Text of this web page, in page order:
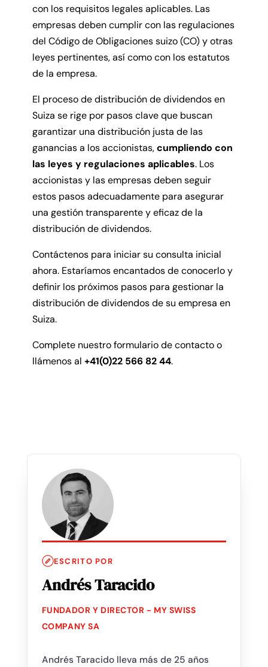
con los requisitos legales aplicables. Las
empresas deben cumplir con las regulaciones
del Código de Obligaciones suizo (CO) y otras
leyes pertinentes, así como con los estatutos
de la empresa.
El proceso de distribución de dividendos en
Suiza se rige por pasos clave que buscan
garantizar una distribución justa de las
ganancias a los accionistas, cumpliendo con
las leyes y regulaciones aplicables. Los
accionistas y las empresas deben seguir
estos pasos adecuadamente para asegurar
una gestión transparente y eficaz de la
distribución de dividendos.
Contáctenos para iniciar su consulta inicial
ahora. Estaríamos encantados de conocerlo y
definir los próximos pasos para gestionar la
distribución de dividendos de su empresa en
Suiza.
Complete nuestro formulario de contacto o
llámenos al +41(0)22 566 82 44.
ESCRITO POR
Andrés Taracido
FUNDADOR Y DIRECTOR - MY SWISS
COMPANY SA
Andrés Taracido lleva más de 25 años